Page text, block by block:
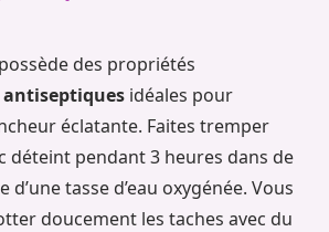
des propriétés
antiseptiques idéales pour
éclatante. Faites tremper
déteint pendant 3 heures dans de
d’une tasse d’eau oxygénée. Vous
doucement les taches avec du